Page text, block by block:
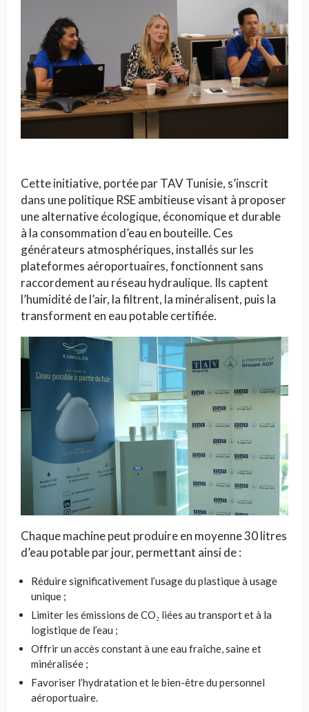
Cette initiative, portée par TAV Tunisie, s’inscrit
dans une politique RSE ambitieuse visant à proposer
une alternative écologique, économique et durable
à la consommation d’eau en bouteille. Ces
générateurs atmosphériques, installés sur les
plateformes aéroportuaires, fonctionnent sans
raccordement au réseau hydraulique. Ils captent
l’humidité de l’air, la filtrent, la minéralisent, puis la
transforment en eau potable certifiée.
Chaque machine peut produire en moyenne 30 litres
d’eau potable par jour, permettant ainsi de :
Réduire significativement l’usage du plastique à usage
unique ;
Limiter les émissions de CO₂ liées au transport et à la
logistique de l’eau ;
Offrir un accès constant à une eau fraîche, saine et
minéralisée ;
Favoriser l’hydratation et le bien-être du personnel
aéroportuaire.